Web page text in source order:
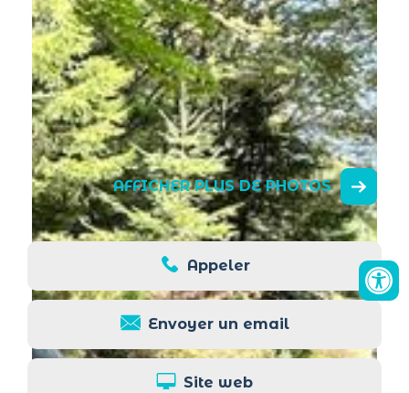
AFFICHER PLUS DE PHOTOS
Appeler
Envoyer un email
Site web